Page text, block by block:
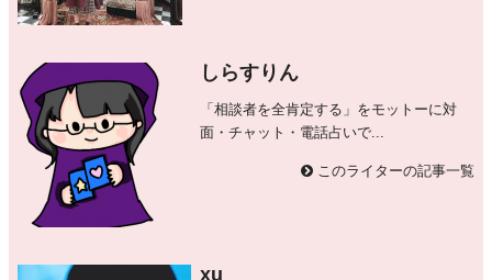
しらすりん
「相談者を全肯定する」をモットーに対
面・チャット・電話占いで...
このライターの記事一覧
xu